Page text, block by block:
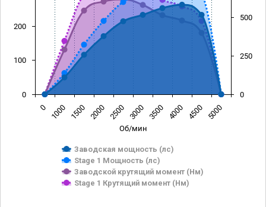
Об/мин
Заводская мощность (лс)
Stage 1 Мощность (лс)
Заводской крутящий момент (Нм)
Stage 1 Крутящий момент (Нм)
0 1000 1500 2000 2500 3000 3500 4000 4500 5000
0
100
200
0
250
500